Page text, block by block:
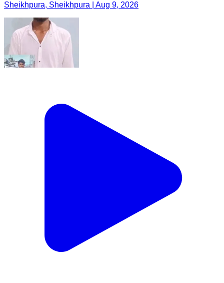
Sheikhpura, Sheikhpura | Aug 9, 2026